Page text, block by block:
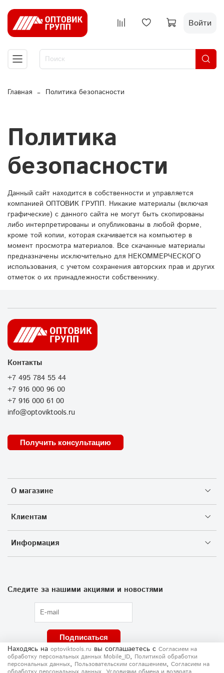
Войти
Главная Политика безопасности
Политика
безопасности
Данный сайт находится в собственности и управляется
компанией ОПТОВИК ГРУПП. Никакие материалы (включая
графические) с данного сайта не могут быть скопированы
либо интерпретированы и опубликованы в любой форме,
кроме той копии, которая скачивается на компьютер в
момент просмотра материалов. Все скачанные материалы
предназначены исключительно для НЕКОММЕРЧЕСКОГО
использования, с учетом сохранения авторских прав и других
отметок о их принадлежности собственнику.
О магазине
Клиентам
Информация
Контакты
+7 495 784 55 44
+7 916 000 96 00
+7 916 000 61 00
info@optoviktools.ru
Получить консультацию
Следите за нашими акциями и новостями
Подписаться
Находясь на optoviktools.ru вы соглашаетесь с Согласием на
обработку персональных данных Mobile_ID, Политикой обработки
персональных данных, Пользовательским соглашением, Согласием на